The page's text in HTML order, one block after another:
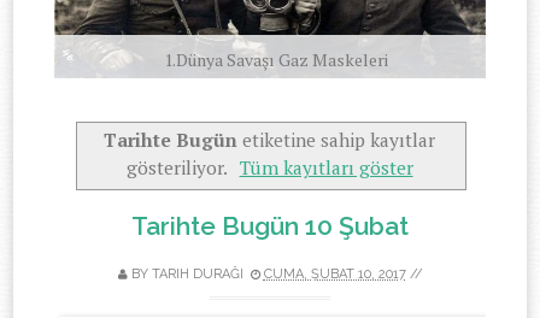
Grief 1942
Tarihte Bugün etiketine sahip kayıtlar
gösteriliyor. Tüm kayıtları göster
Tarihte Bugün 10 Şubat
BY TARIH DURAĞI CUMA, ŞUBAT 10, 2017//